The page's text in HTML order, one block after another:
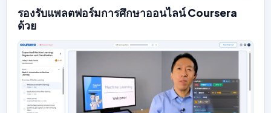
รองรับแพลตฟอร์มการศึกษาออนไลน์ Coursera
ด้วย